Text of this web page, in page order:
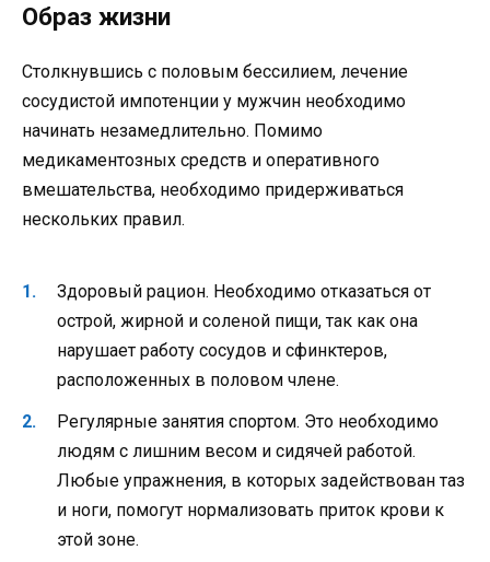
Образ жизни
Столкнувшись с половым бессилием, лечение
сосудистой импотенции у мужчин необходимо
начинать незамедлительно. Помимо
медикаментозных средств и оперативного
вмешательства, необходимо придерживаться
нескольких правил.
Здоровый рацион. Необходимо отказаться от
острой, жирной и соленой пищи, так как она
нарушает работу сосудов и сфинктеров,
расположенных в половом члене.
Регулярные занятия спортом. Это необходимо
людям с лишним весом и сидячей работой.
Любые упражнения, в которых задействован таз
и ноги, помогут нормализовать приток крови к
этой зоне.